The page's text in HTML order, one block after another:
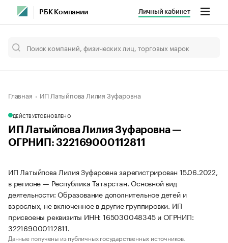
РБК Компании Личный кабинет
Главная ИП Латыйпова Лилия Зуфаровна
ДЕЙСТВУЕТОБНОВЛЕНО
ИП Латыйпова Лилия Зуфаровна —
ОГРНИП: 322169000112811
ИП Латыйпова Лилия Зуфаровна зарегистрирован 15.06.2022,
в регионе — Республика Татарстан. Основной вид
деятельности: Образование дополнительное детей и
взрослых, не включенное в другие группировки. ИП
присвоены реквизиты ИНН: 165030048345 и ОГРНИП:
322169000112811.
Данные получены из публичных государственных источников.